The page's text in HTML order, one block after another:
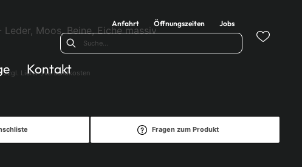
Anfahrt Öffnungszeiten Jobs
Kontakt
Moos, Beine, Eiche massiv
zzgl. Liefer-/Versandkosten
Fragen zum Produkt